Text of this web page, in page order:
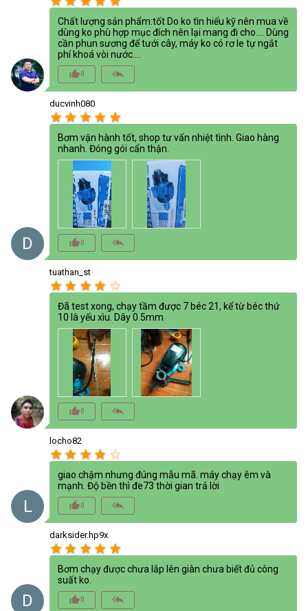
Chất lượng sản phẩm:tốt Do ko tìn hiểu kỹ nên mua về
dùng ko phù hợp mục đích nên lại mang đi cho…. Dùng
cần phun sương để tưới cây, máy ko có rơ le tự ngắt
phí khoá vòi nước….
thumb_up_alt0 reply_all
D
ducvinh080
star star star star star
Bơm vận hành tốt, shop tư vấn nhiệt tình. Giao hàng
nhanh. Đóng gói cẩn thận.
thumb_up_alt0 reply_all
tuathan_st
star star star star star_border
Đã test xong, chạy tầm được 7 béc 21, kể từ béc thứ
10 là yếu xìu. Dây 0.5mm
thumb_up_alt0 reply_all
L
locho82
star star star star star_border
giao chậm nhưng đúng mẫu mã. máy chạy êm và
mạnh. Độ bền thì đe73 thời gian trả lời
thumb_up_alt0 reply_all
D
darksider.hp9x
star star star star star
Bơm chạy được chưa lắp lên giàn chưa biết đủ công
suất ko.
thumb_up_alt0 reply_all